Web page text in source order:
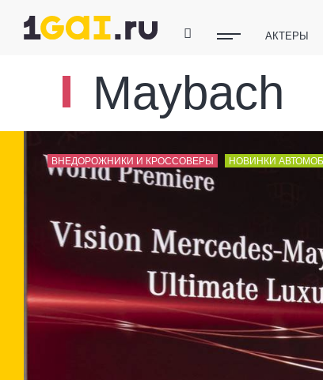
АКТЕРЫ
ФИТНЕС
Maybach
ВНЕДОРОЖНИКИ И КРОССОВЕРЫ НОВИНКИ